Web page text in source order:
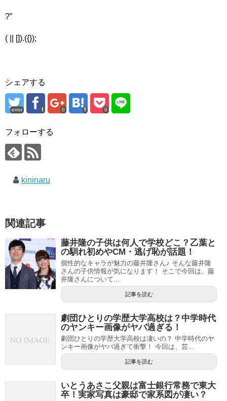
?”
( || []).({});
シェアする
error 0 0
フォローする
kininaru
関連記事
藤井隆の子供は何人で学校どこ？乙葉と
の馴れ初めやCM・逃げ恥が話題！
個性的なキャラが魅力の藤井隆さん♪ そんな藤井隆
さんの子供情報が気になります！ そこで今回は、藤
井隆さんについて...
記事を読む
劇団ひとりの学歴大学高校は？中学時代
のヤンキー画像がヤバ過ぎる！
劇団ひとりの学歴大学高校は凄いの？ 中学時代のヤ
ンキー画像がヤバ過ぎて衝撃！ 今回は、芸...
記事を読む
いとうあさこ父親は富士銀行常務で東大
卒！実家写真は豪邸で家系図が凄い？